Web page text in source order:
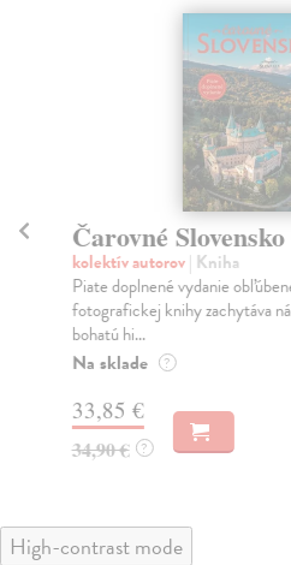
Čarovné Slovensko
kolektív autorov| Kniha
Piate doplnené vydanie
fotografickej knihy zachytáva
bohatú hi...
Na sklade ?
33,85 €
34,90 € ?
High-contrast mode